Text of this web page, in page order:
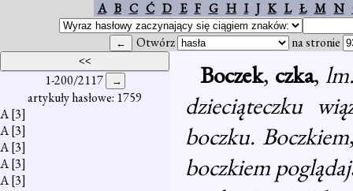
A B C Ć D E F G H I J K L Ł M N
Otwórz na stronie
1-200/2117
artykuły hasłowe: 1759
A[3]
A[3]
A[3]
A[3]
A[3]
Boczek, czka,
dzieciąteczku
boczku. Boczkiem
boczkiem